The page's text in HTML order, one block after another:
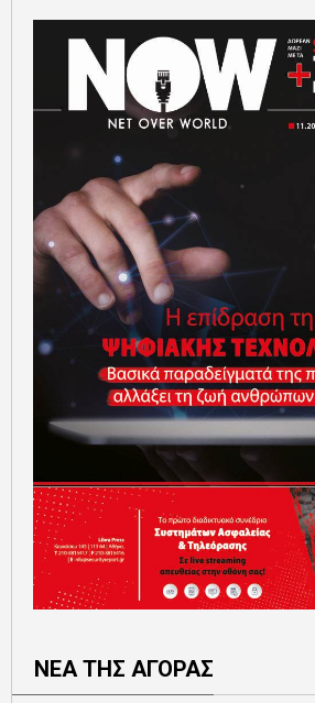
ΝΕΑ ΤΗΣ ΑΓΟΡΑΣ